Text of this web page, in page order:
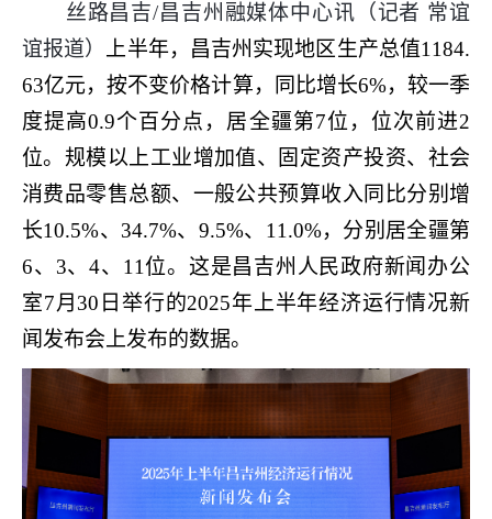
丝路昌吉/昌吉州融媒体中心讯（记者 常谊
谊报道） 上半年，昌吉州实现地区生产总值1184.
63亿元，按不变价格计算，同比增长6%，较一季
度提高0.9个百分点，居全疆第7位，位次前进2
位。规模以上工业增加值、固定资产投资、社会
消费品零售总额、一般公共预算收入同比分别增
长10.5%、34.7%、9.5%、11.0%，分别居全疆第
6、3、4、11位。这是昌吉州人民政府新闻办公
室7月30日举行的2025年上半年经济运行情况新
闻发布会上发布的数据。